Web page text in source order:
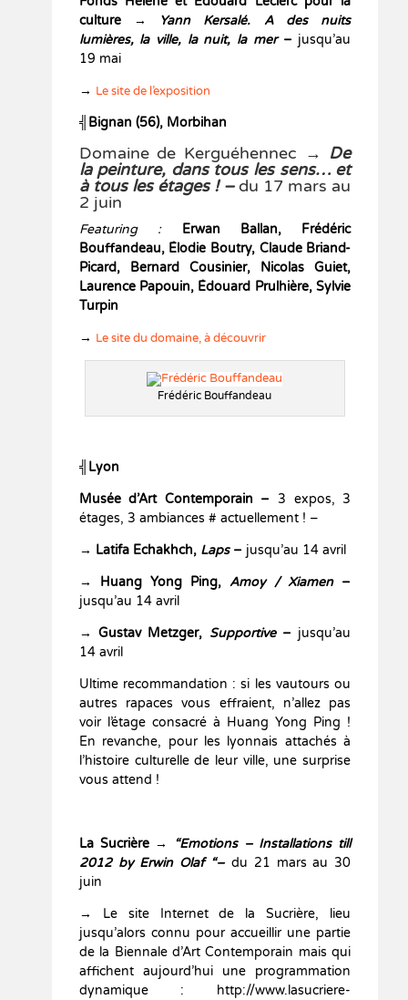
culture
→
Yann Kersalé. A des nuits
lumières, la ville, la nuit, la mer– jusqu’au
19 mai
→ Le site de l’exposition
╣Bignan (56), Morbihan
Domaine de Kerguéhennec → De
la peinture, dans tous les sens… et
à tous les étages ! – du 17 mars au
2 juin
Featuring : Erwan Ballan, Frédéric
Bouffandeau, Élodie Boutry, Claude Briand-
Picard, Bernard Cousinier, Nicolas Guiet,
Laurence Papouin, Édouard Prulhière, Sylvie
Turpin
→ Le site du domaine, à découvrir
Frédéric Bouffandeau
╣Lyon
Musée d’Art Contemporain – 3 expos, 3
étages, 3 ambiances # actuellement ! –
→ Latifa Echakhch, Laps– jusqu’au 14 avril
→ Huang Yong Ping,Amoy / Xiamen–
jusqu’au 14 avril
→ Gustav Metzger, Supportive– jusqu’au
14 avril
Ultime recommandation : si les vautours ou
autres rapaces vous effraient, n’allez pas
voir l’étage consacré à Huang Yong Ping !
En revanche, pour les lyonnais attachés à
l’histoire culturelle de leur ville, une surprise
vous attend !
La Sucrière→
“Emotions – Installations till
2012 by Erwin Olaf “– du 21 mars au 30
juin
→ Le site Internet de la Sucrière, lieu
jusqu’alors connu pour accueillir une partie
de la Biennale d’Art Contemporain mais qui
affichent aujourd’hui une programmation
dynamique : http://www.lasucriere-